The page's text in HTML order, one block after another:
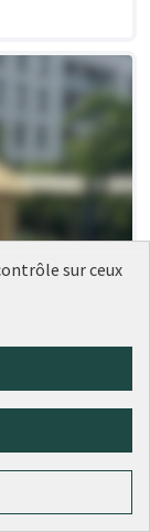
sur ceux